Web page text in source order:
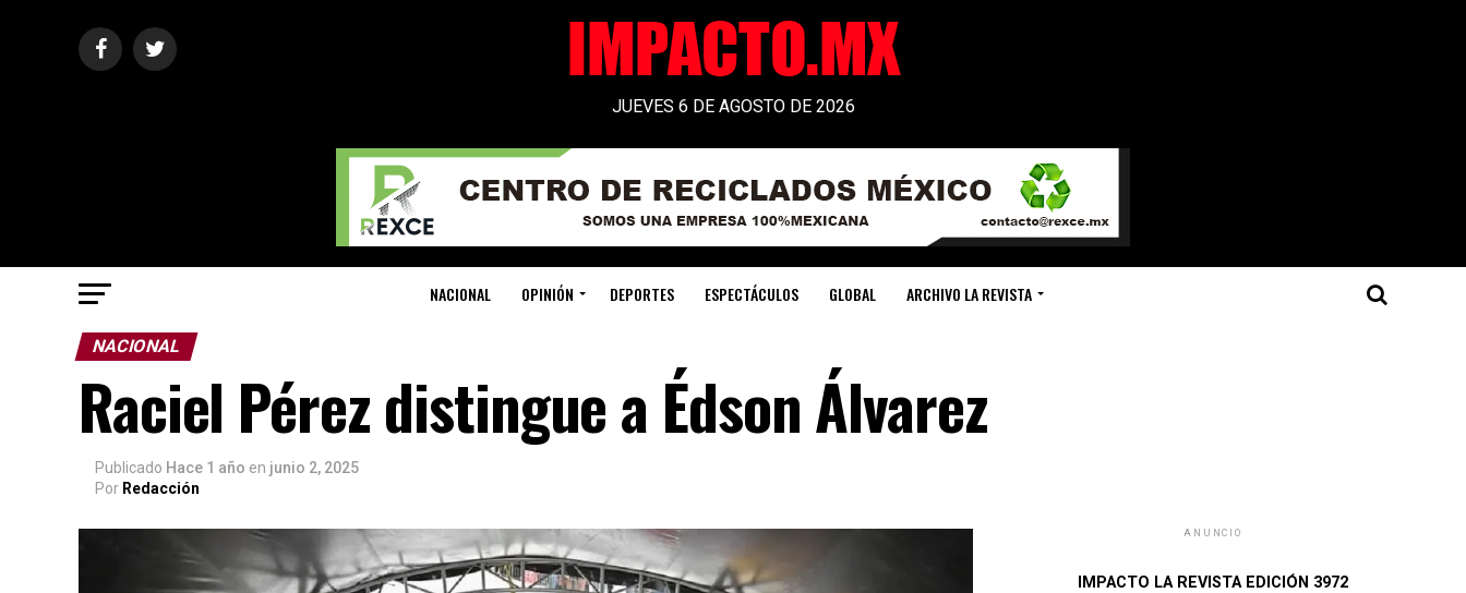
JUEVES 6 DE AGOSTO DE 2026
NACIONAL OPINIÓN DEPORTES ESPECTÁCULOS GLOBAL ARCHIVO LA REVISTA
NACIONAL
Raciel Pérez distingue a Édson Álvarez
Publicado Hace 1 año en junio 2, 2025
Por Redacción
ANUNCIO
IMPACTO LA REVISTA EDICIÓN 3972